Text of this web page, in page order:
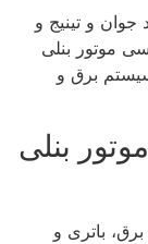
جوان و تینیج و
موتور بنلی
سیستم برق و
بنلی
باتری و